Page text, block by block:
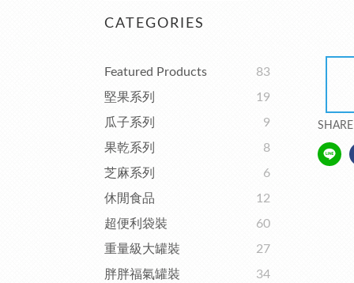
CATEGORIES
Featured Products
83
堅果系列
19
瓜子系列
9
果乾系列
8
芝麻系列
6
休閒食品
12
超便利袋裝
60
重量級大罐裝
27
胖胖福氣罐裝
34
SHARE